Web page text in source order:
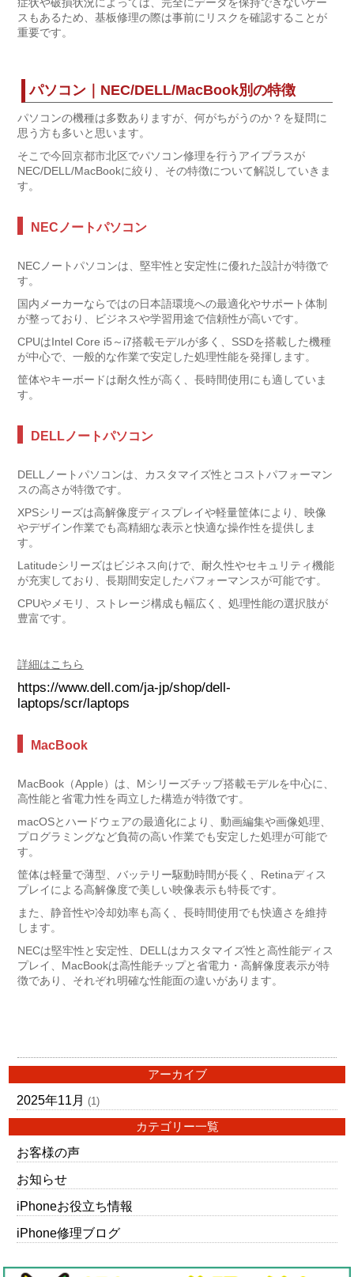
スもあるため、基板修理の際は事前にリスクを確認することが
重要です。
パソコン｜NEC/DELL/MacBook別の特徴
パソコンの機種は多数ありますが、何がちがうのか？を疑問に
思う方も多いと思います。
そこで今回京都市北区でパソコン修理を行うアイプラスが
NEC/DELL/MacBookに絞り、その特徴について解説していきま
す。
NECノートパソコン
NECノートパソコンは、堅牢性と安定性に優れた設計が特徴で
す。
国内メーカーならではの日本語環境への最適化やサポート体制
が整っており、ビジネスや学習用途で信頼性が高いです。
CPUはIntel Core i5～i7搭載モデルが多く、SSDを搭載した機種
が中心で、一般的な作業で安定した処理性能を発揮します。
筐体やキーボードは耐久性が高く、長時間使用にも適していま
す。
DELLノートパソコン
DELLノートパソコンは、カスタマイズ性とコストパフォーマン
スの高さが特徴です。
XPSシリーズは高解像度ディスプレイや軽量筐体により、映像
やデザイン作業でも高精細な表示と快適な操作性を提供しま
す。
Latitudeシリーズはビジネス向けで、耐久性やセキュリティ機能
が充実しており、長期間安定したパフォーマンスが可能です。
CPUやメモリ、ストレージ構成も幅広く、処理性能の選択肢が
豊富です。
詳細はこちら
https://www.dell.com/ja-jp/shop/dell-
laptops/scr/laptops
MacBook
MacBook（Apple）は、Mシリーズチップ搭載モデルを中心に、
高性能と省電力性を両立した構造が特徴です。
macOSとハードウェアの最適化により、動画編集や画像処理、
プログラミングなど負荷の高い作業でも安定した処理が可能で
す。
筐体は軽量で薄型、バッテリー駆動時間が長く、Retinaディス
プレイによる高解像度で美しい映像表示も特長です。
また、静音性や冷却効率も高く、長時間使用でも快適さを維持
します。
NECは堅牢性と安定性、DELLはカスタマイズ性と高性能ディス
プレイ、MacBookは高性能チップと省電力・高解像度表示が特
徴であり、それぞれ明確な性能面の違いがあります。
アーカイブ
2025年11月 (1)
カテゴリー一覧
お客様の声
お知らせ
iPhoneお役立ち情報
iPhone修理ブログ